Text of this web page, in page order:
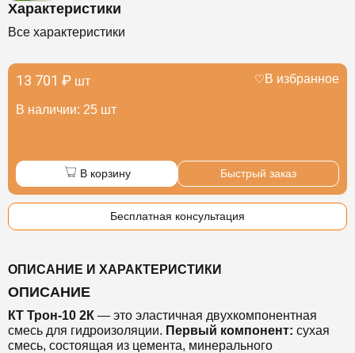
Характеристики
Все характеристики
13 701 ₽ шт
В наличии: 25 шт
В избранное
В корзину Быстрый заказ
Бесплатная консультация
ОПИСАНИЕ И ХАРАКТЕРИСТИКИ
ОПИСАНИЕ
КТ Трон-10 2К — это эластичная двухкомпонентная
смесь для гидроизоляции. Первый компонент: сухая
смесь, состоящая из цемента, минерального